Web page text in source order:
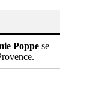
Poppe se